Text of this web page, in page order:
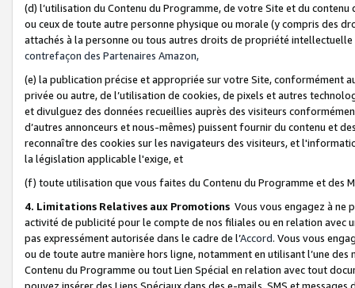
(d) l’utilisation du Contenu du Programme, de votre Site et du
ou ceux de toute autre personne physique ou morale (y compris des
attachés à la personne ou tous autres droits de propriété
contrefaçon des Partenaires Amazon,
(e) la publication précise et appropriée sur votre Site, conformément
privée ou autre, de l’utilisation de cookies, de pixels et autres
et divulguez des données recueillies auprès des visiteurs
d’autres annonceurs et nous-mêmes) puissent fournir du contenu et
reconnaître des cookies sur les navigateurs des visiteurs, et
la législation applicable l'exige, et
(f) toute utilisation que vous faites du Contenu du Programme et des
4. Limitations Relatives aux Promotions Vous vous engagez à ne
activité de publicité pour le compte de nos filiales ou en relation avec
pas expressément autorisée dans le cadre de l’Accord. Vous vous
ou de toute autre manière hors ligne, notamment en utilisant l’une
Contenu du Programme ou tout Lien Spécial en relation avec tout
pouvez insérer des Liens Spéciaux dans des e-mails, SMS et